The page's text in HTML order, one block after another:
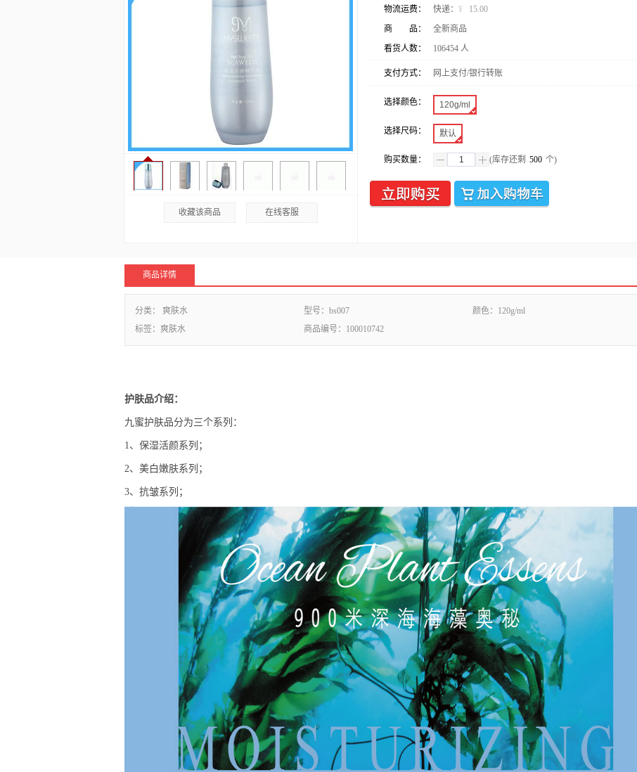
收藏该商品 在线客服
物流运费： 快递： ¥
15.00
商 品：
全新商品
看货人数：
106454 人
支付方式： 网上支付/银行转账
选择颜色： 120g/ml
选择尺码： 默认
购买数量： (库存还剩 500 个)
商品详情
分类： 爽肤水 型号： bs007 颜色： 120g/ml
标签： 爽肤水 商品编号： 100010742
护肤品介绍：
九蜜护肤品分为三个系列：
1、保湿活颜系列；
2、美白嫩肤系列；
3、抗皱系列；